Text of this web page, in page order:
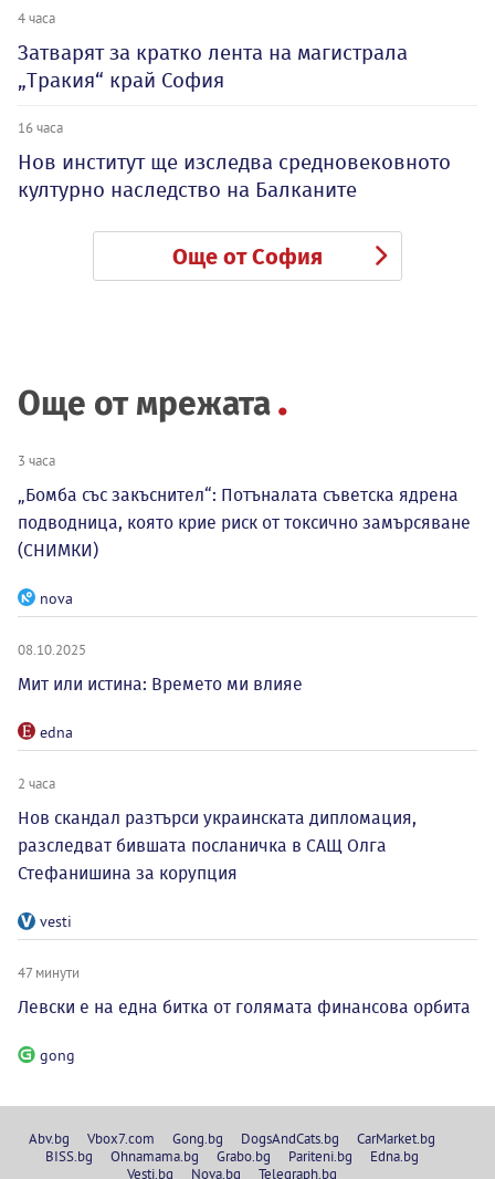
4 часа
Затварят за кратко лента на магистрала
„Тракия“ край София
16 часа
Нов институт ще изследва средновековното
културно наследство на Балканите
Още от София
Още от мрежата
3 часа
„Бомба със закъснител“: Потъналата съветска ядрена
подводница, която крие риск от токсично замърсяване
(СНИМКИ)
nova
08.10.2025
Мит или истина: Времето ми влияе
edna
2 часа
Нов скандал разтърси украинската дипломация,
разследват бившата посланичка в САЩ Олга
Стефанишина за корупция
vesti
47 минути
Левски е на една битка от голямата финансова орбита
gong
Abv.bg Vbox7.com Gong.bg DogsAndCats.bg
CarMarket.bg
BISS.bg
Ohnamama.bg Grabo.bg Pariteni.bg
Edna.bg
Vesti.bg
Nova.bg Telegraph.bg